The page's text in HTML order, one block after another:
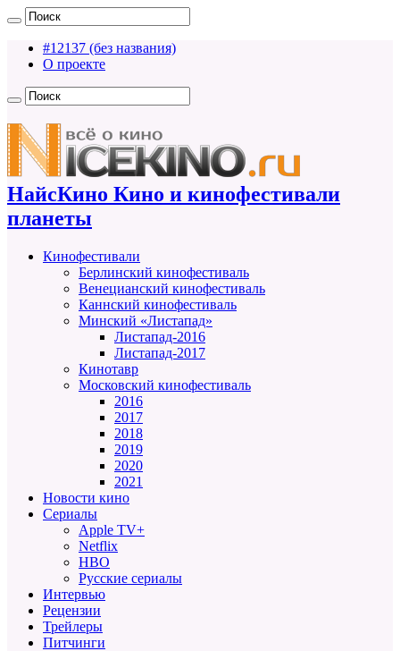
#12137 (без названия)
О проекте
НайсКино Кино и кинофестивали
планеты
Кинофестивали
Берлинский кинофестиваль
Венецианский кинофестиваль
Каннский кинофестиваль
Минский «Листапад»
Листапад-2016
Листапад-2017
Кинотавр
Московский кинофестиваль
2016
2017
2018
2019
2020
2021
Новости кино
Сериалы
Apple TV+
Netflix
HBO
Русские сериалы
Интервью
Рецензии
Трейлеры
Питчинги